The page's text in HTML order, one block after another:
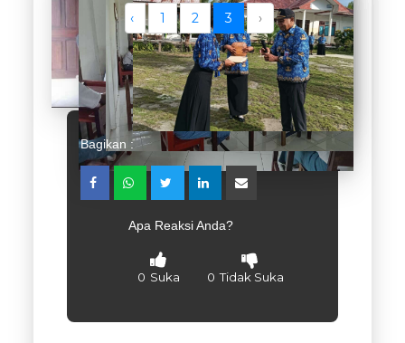
‹ 1 2 3 ›
Bagikan :
Apa Reaksi Anda?
0 Suka 0 Tidak Suka